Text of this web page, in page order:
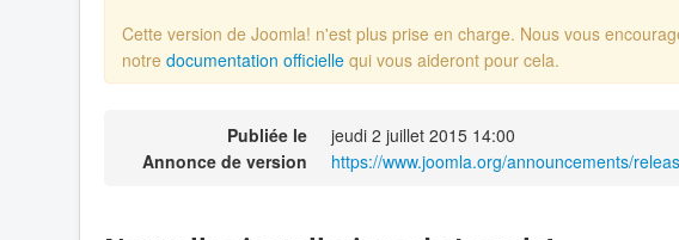
Cette version de Joomla! n'est plus prise en charge. Nous vous
notre documentation officielle qui vous aideront pour cela.
Publiée le
jeudi 2 juillet 2015 14:00
Annonce de version
https://www.joomla.org/announcements/